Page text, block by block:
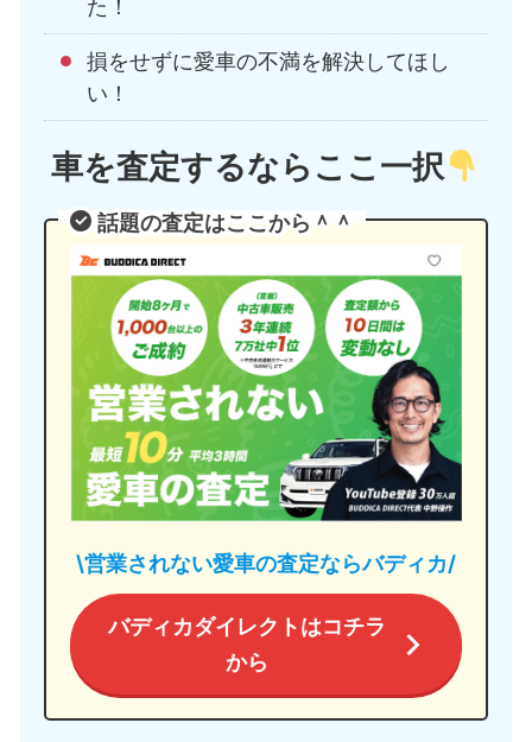
た！
損をせずに愛車の不満を解決してほし
い！
車を査定するならここ一択
話題の査定はここから＾＾
\営業されない愛車の査定ならバディカ/
バディカダイレクトはコチラ
から